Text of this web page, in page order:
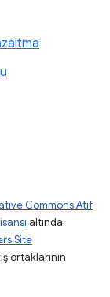
Commons Atıf
altında
Site
ortaklarının